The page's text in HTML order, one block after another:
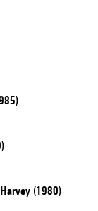
(1980)